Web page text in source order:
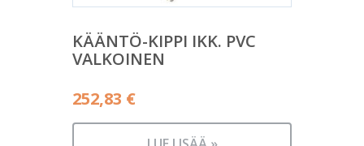
KÄÄNTÖ-KIPPI IKK. PVC
VALKOINEN
252,83 €